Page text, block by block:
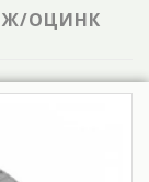
ОЦИНК